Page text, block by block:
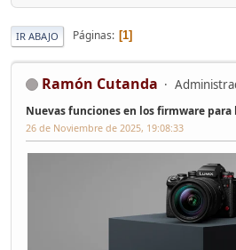
IR ABAJO Páginas 1
Ramón Cutanda
Nuevas funciones en los firmware para
26 de Noviembre de 2025, 19:08:33